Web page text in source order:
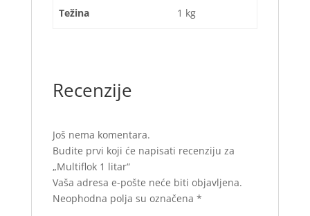
Težina 1 kg
Recenzije
Još nema komentara.
Budite prvi koji će napisati recenziju za
„Multiflok 1 litar“
Vaša adresa e-pošte neće biti objavljena.
Neophodna polja su označena *